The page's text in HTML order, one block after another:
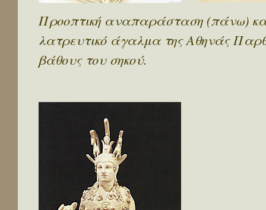
Προοπτική αναπαράσταση (πάνω)
λατρευτικό άγαλμα της Αθηνάς
βάθους του σηκού.